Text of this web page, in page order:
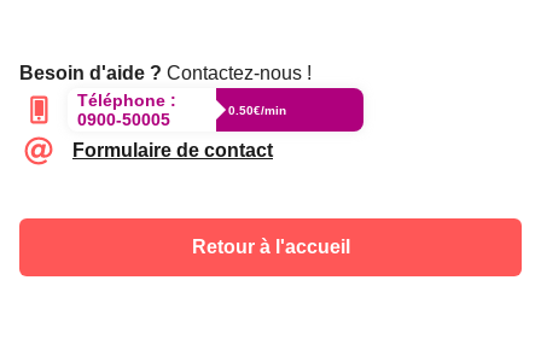
Besoin d'aide ? Contactez-nous !
Téléphone :
0900-50005
0.50€/min
Formulaire de contact
Retour à l'accueil